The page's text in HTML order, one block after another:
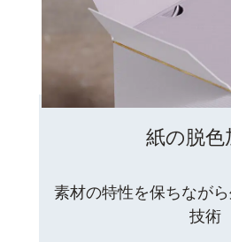
紙の脱色
素材の特性を保ちなが
技術